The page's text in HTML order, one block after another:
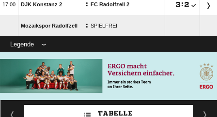
 DJK Konstanz 2 : FC Radolfzell 2 :
Mozaikspor Radolfzell : SPIELFREI
Legende
TABELLE